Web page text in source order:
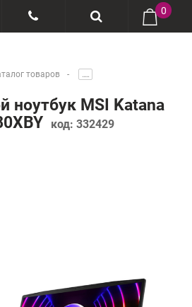
0
товаров .....
ноутбук MSI Katana
код: 332429